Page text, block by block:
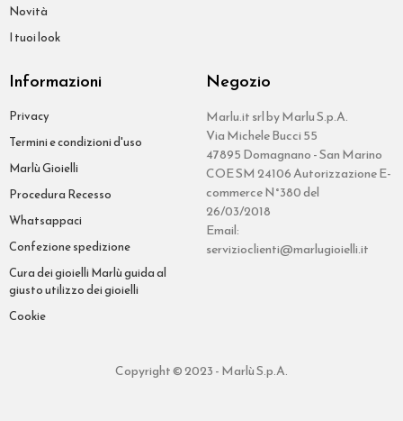
Novità
I tuoi look
Informazioni
Privacy
Termini e condizioni d'uso
Marlù Gioielli
Procedura Recesso
Whatsappaci
Confezione spedizione
Cura dei gioielli Marlù guida al
giusto utilizzo dei gioielli
Cookie
Negozio
Marlu.it srl by Marlu S.p.A.
Via Michele Bucci 55
47895 Domagnano - San Marino
COE SM 24106 Autorizzazione E-
commerce N°380 del
26/03/2018
Email:
servizioclienti@marlugioielli.it
Copyright © 2023 - Marlù S.p.A.